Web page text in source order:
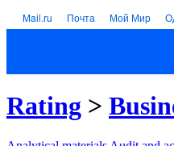
Mail.ru Почта Мой Мир
Rating >